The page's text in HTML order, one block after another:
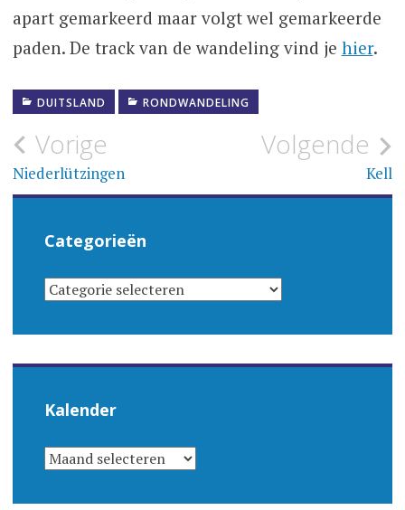
apart gemarkeerd maar volgt wel gemarkeerde
paden. De track van de wandeling vind je hier.
DUITSLAND RONDWANDELING
Bericht
navigatie
Vorige
Niederlützingen
Volgende
Kell
Categorieën
CATEGORIEËN
Kalender
KALENDER